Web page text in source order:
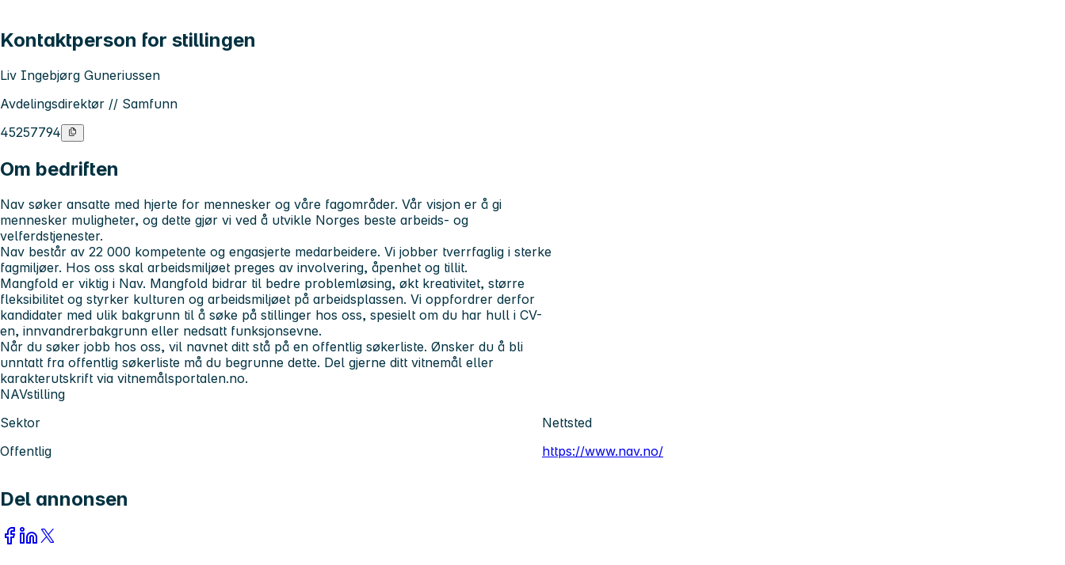
Kontaktperson for stillingen
Liv Ingebjørg Guneriussen
Avdelingsdirektør // Samfunn
45257794
Om bedriften
Nav søker ansatte med hjerte for mennesker og våre fagområder. Vår visjon er å gi
mennesker muligheter, og dette gjør vi ved å utvikle Norges beste arbeids- og
velferdstjenester.
Nav består av 22 000 kompetente og engasjerte medarbeidere. Vi jobber tverrfaglig i sterke
fagmiljøer. Hos oss skal arbeidsmiljøet preges av involvering, åpenhet og tillit.
Mangfold er viktig i Nav. Mangfold bidrar til bedre problemløsing, økt kreativitet, større
fleksibilitet og styrker kulturen og arbeidsmiljøet på arbeidsplassen. Vi oppfordrer derfor
kandidater med ulik bakgrunn til å søke på stillinger hos oss, spesielt om du har hull i CV-
en, innvandrerbakgrunn eller nedsatt funksjonsevne.
Når du søker jobb hos oss, vil navnet ditt stå på en offentlig søkerliste. Ønsker du å bli
unntatt fra offentlig søkerliste må du begrunne dette. Del gjerne ditt vitnemål eller
karakterutskrift via vitnemålsportalen.no.
NAVstilling
Sektor
Offentlig
Nettsted
https://www.nav.no/
Del annonsen